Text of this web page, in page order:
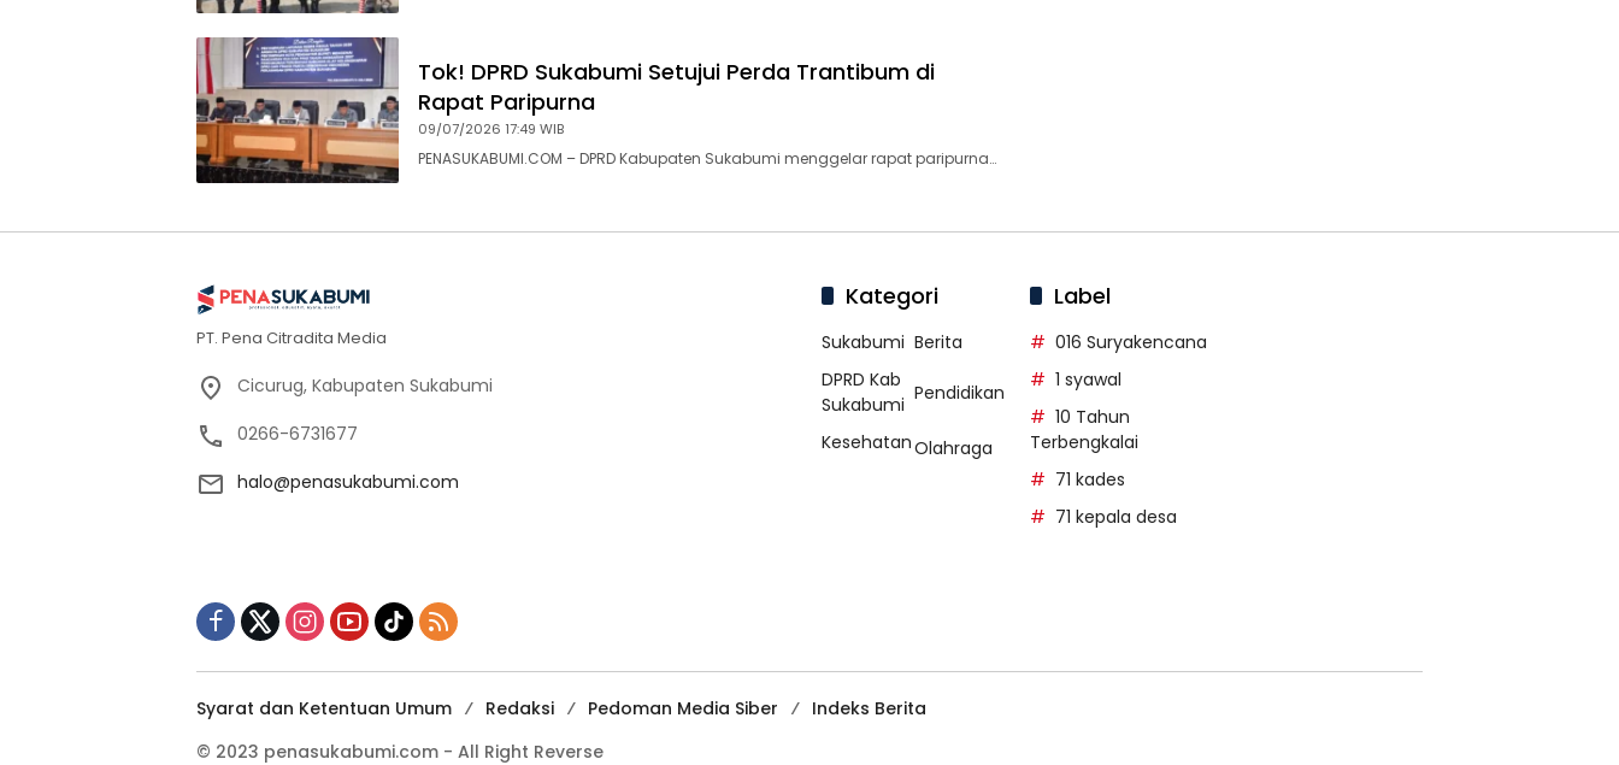
Tok! DPRD Sukabumi Setujui Perda Trantibum di
Rapat Paripurna
09/07/2026 17:49 WIB
PENASUKABUMI.COM – DPRD Kabupaten Sukabumi menggelar rapat paripurna…
PT. Pena Citradita Media
Cicurug, Kabupaten Sukabumi
0266-6731677
halo@penasukabumi.com
Kategori
Sukabumi Berita
DPRD Kab
Sukabumi
Pendidikan
KesehatanOlahraga
Label
016 Suryakencana
1 syawal
10 Tahun
Terbengkalai
71 kades
71 kepala desa
Syarat dan Ketentuan Umum Redaksi Pedoman Media Siber
Indeks Berita
© 2023 penasukabumi.com - All Right Reverse